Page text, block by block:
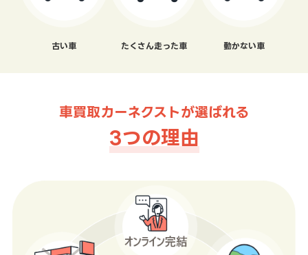
古い車 たくさん走った車 動かない車
車買取カーネクストが選ばれる
3つの理由